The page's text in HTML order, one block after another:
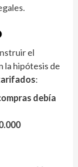
el
la hipótesis de
:
debía